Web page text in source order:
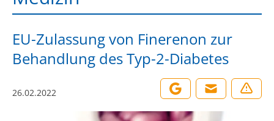
EU-Zulassung von Finerenon zur
Behandlung des Typ-2-Diabetes
26.02.2022